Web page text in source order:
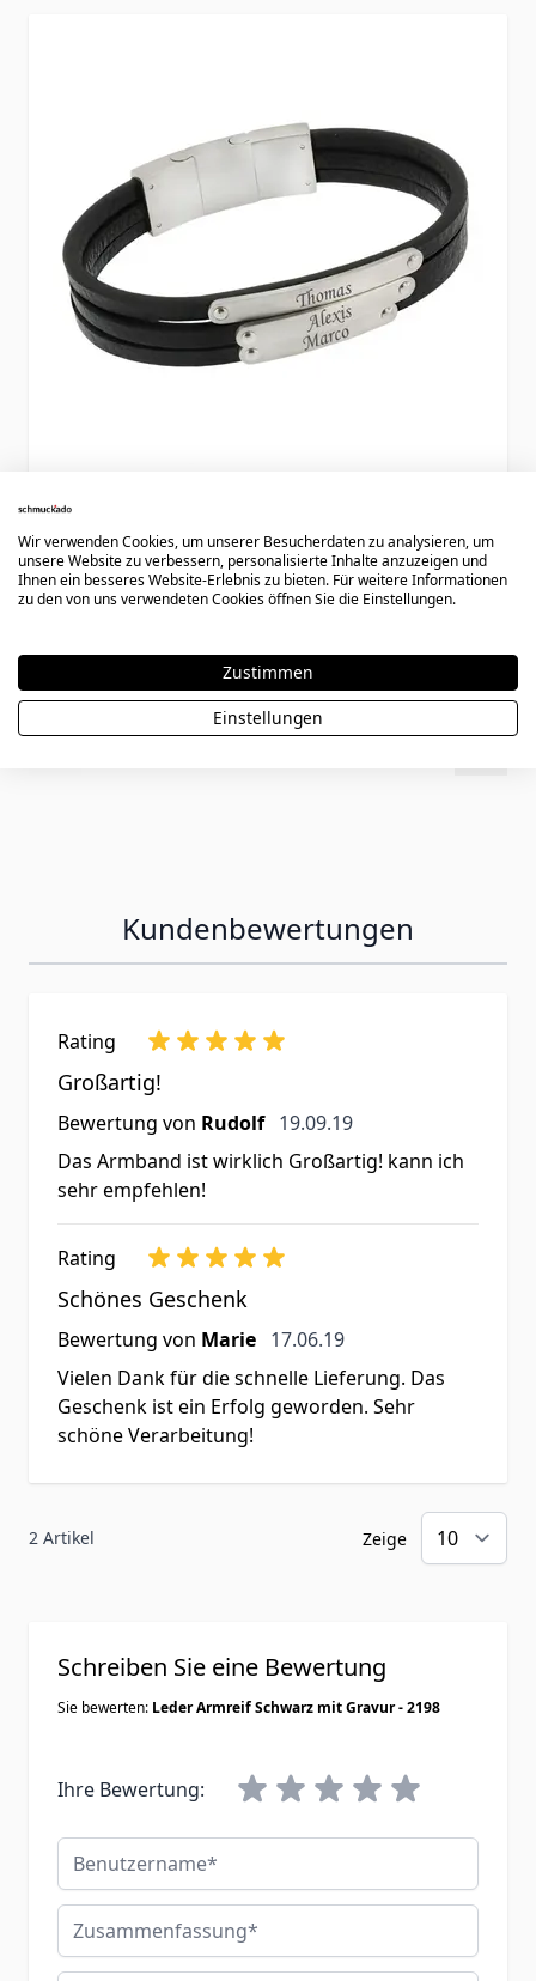
Armband Leder mit drei Gravurplatten -
2368
Kundenbewertungen
Rating
Großartig!
Bewertung von Rudolf 19. September 2019
19.09.19
Das Armband ist wirklich Großartig! kann ich
sehr empfehlen!
Rating
Schönes Geschenk
Bewertung von Marie 17. Juni 2019
17.06.19
Vielen Dank für die schnelle Lieferung. Das
Geschenk ist ein Erfolg geworden. Sehr
schöne Verarbeitung!
2 Artikel Zeige
Schreiben Sie eine Bewertung
Sie bewerten: Leder Armreif Schwarz mit Gravur - 2198
Ihre Bewertung:
Benutzername
Zusammenfassung
Wir verwenden Cookies, um unserer Besucherdaten zu analysieren, um
unsere Website zu verbessern, personalisierte Inhalte anzuzeigen und
Ihnen ein besseres Website-Erlebnis zu bieten. Für weitere Informationen
zu den von uns verwendeten Cookies öffnen Sie die Einstellungen.
Zustimmen
Einstellungen